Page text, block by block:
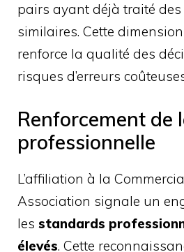
pairs ayant déjà traité des
similaires. Cette
renforce la qualité des
risques d’erreurs
Renforcement de
professionnelle
L’affiliation à la
Association signale un
les standards
élevés. Cette